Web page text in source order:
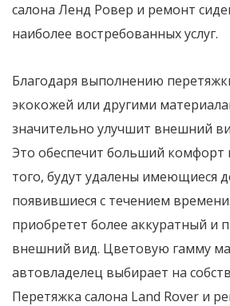
салона Ленд Ровер и ремонт
наиболее востребованных услуг.
Благодаря выполнению
экокожей или другими
значительно улучшит внешний
Это обеспечит больший комфорт
того, будут удалены имеющиеся
появившиеся с течением
приобретет более аккуратный и
внешний вид. Цветовую гамму
автовладелец выбирает на
Перетяжка салона Land Rover и